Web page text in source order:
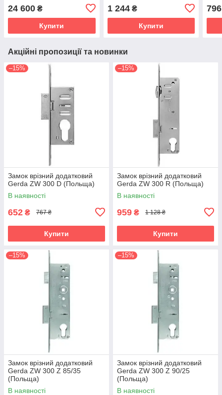
24 600 ₴
Купити
1 244₴
Купити
796
Акційні пропозиції та новинки
–15%
Замок врізний додатковий
Gerda ZW 300 D (Польща)
В наявності
652 ₴ 767 ₴
Купити
–15%
Замок врізний додатковий
Gerda ZW 300 R (Польща)
В наявності
959 ₴ 1 128 ₴
Купити
–15%
Замок врізний додатковий
Gerda ZW 300 Z 85/35
(Польща)
В наявності
–15%
Замок врізний додатковий
Gerda ZW 300 Z 90/25
(Польща)
В наявності